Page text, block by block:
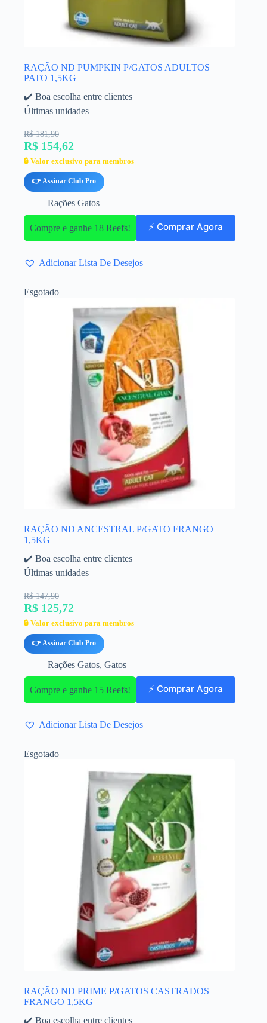
RAÇÃO ND PUMPKIN P/GATOS ADULTOS
PATO 1,5KG
✔️ Boa escolha entre clientes
Últimas unidades
R$ 181,90
R$ 154,62
🔒 Valor exclusivo para membros
👉 Assinar Club Pro
Rações Gatos
Compre e ganhe 18 Reefs! ⚡ Comprar Agora
Adicionar Lista De Desejos
Esgotado
RAÇÃO ND ANCESTRAL P/GATO FRANGO
1,5KG
✔️ Boa escolha entre clientes
Últimas unidades
R$ 147,90
R$ 125,72
🔒 Valor exclusivo para membros
👉 Assinar Club Pro
Rações Gatos, Gatos
Compre e ganhe 15 Reefs! ⚡ Comprar Agora
Adicionar Lista De Desejos
Esgotado
RAÇÃO ND PRIME P/GATOS CASTRADOS
FRANGO 1,5KG
✔️ Boa escolha entre clientes